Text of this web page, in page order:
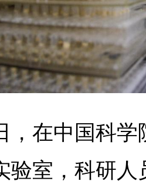
，在中国科
验室，科研